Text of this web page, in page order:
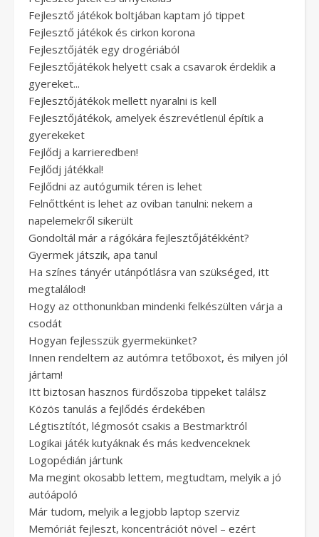
Fejlesztő játékok boltjában kaptam jó tippet
Fejlesztő játékok és cirkon korona
Fejlesztőjáték egy drogériából
Fejlesztőjátékok helyett csak a csavarok érdeklik a
gyereket...
Fejlesztőjátékok mellett nyaralni is kell
Fejlesztőjátékok, amelyek észrevétlenül építik a
gyerekeket
Fejlődj a karrieredben!
Fejlődj játékkal!
Fejlődni az autógumik téren is lehet
Felnőttként is lehet az oviban tanulni: nekem a
napelemekről sikerült
Gondoltál már a rágókára fejlesztőjátékként?
Gyermek játszik, apa tanul
Ha színes tányér utánpótlásra van szükséged, itt
megtalálod!
Hogy az otthonunkban mindenki felkészülten várja a
csodát
Hogyan fejlesszük gyermekünket?
Innen rendeltem az autómra tetőboxot, és milyen jól
jártam!
Itt biztosan hasznos fürdőszoba tippeket találsz
Közös tanulás a fejlődés érdekében
Légtisztítót, légmosót csakis a Bestmarktról
Logikai játék kutyáknak és más kedvenceknek
Logopédián jártunk
Ma megint okosabb lettem, megtudtam, melyik a jó
autóápoló
Már tudom, melyik a legjobb laptop szerviz
Memóriát fejleszt, koncentrációt növel – ezért